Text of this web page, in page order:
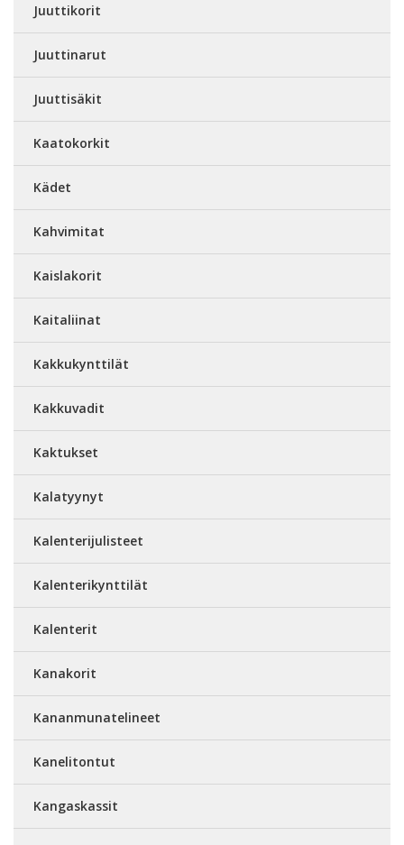
Juuttikorit
Juuttinarut
Juuttisäkit
Kaatokorkit
Kädet
Kahvimitat
Kaislakorit
Kaitaliinat
Kakkukynttilät
Kakkuvadit
Kaktukset
Kalatyynyt
Kalenterijulisteet
Kalenterikynttilät
Kalenterit
Kanakorit
Kananmunatelineet
Kanelitontut
Kangaskassit